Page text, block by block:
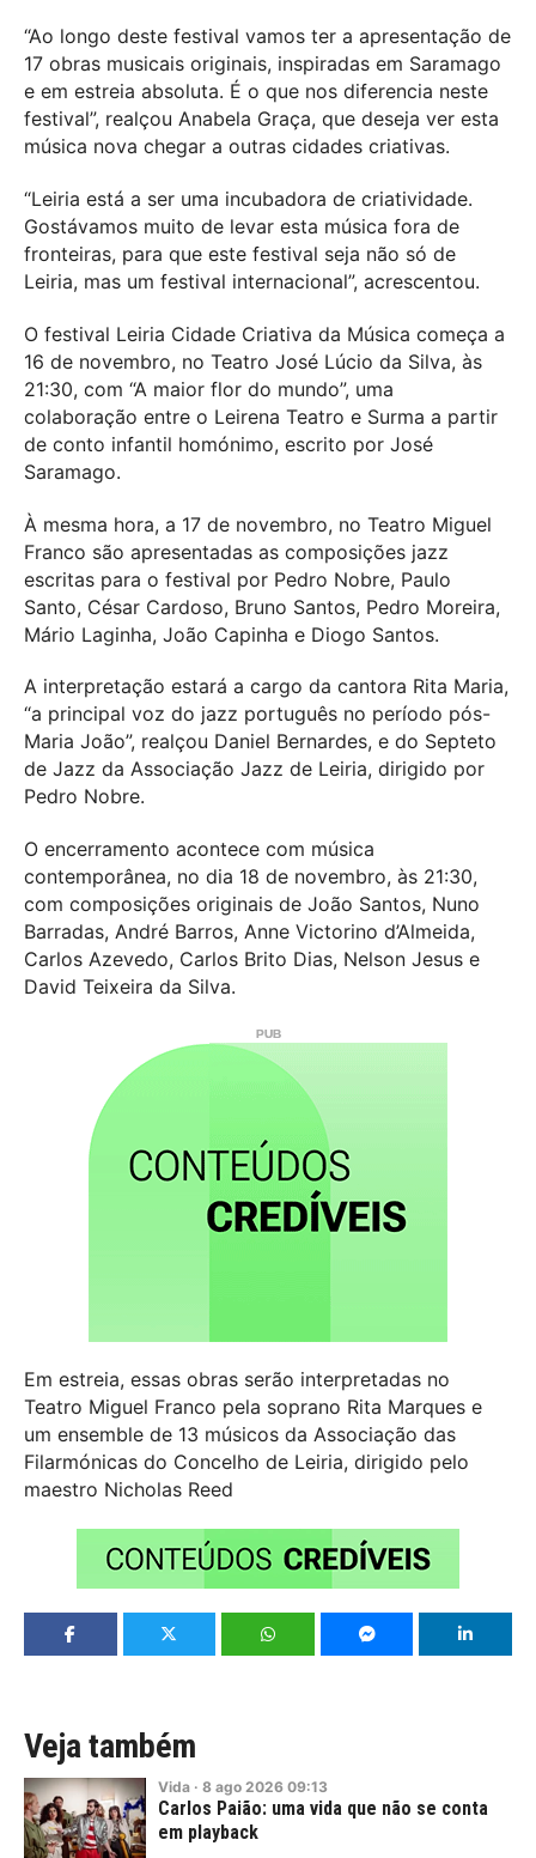
“Ao longo deste festival vamos ter a apresentação de
17 obras musicais originais, inspiradas em Saramago
e em estreia absoluta. É o que nos diferencia neste
festival”, realçou Anabela Graça, que deseja ver esta
música nova chegar a outras cidades criativas.
“Leiria está a ser uma incubadora de criatividade.
Gostávamos muito de levar esta música fora de
fronteiras, para que este festival seja não só de
Leiria, mas um festival internacional”, acrescentou.
O festival Leiria Cidade Criativa da Música começa a
16 de novembro, no Teatro José Lúcio da Silva, às
21:30, com “A maior flor do mundo”, uma
colaboração entre o Leirena Teatro e Surma a partir
de conto infantil homónimo, escrito por José
Saramago.
À mesma hora, a 17 de novembro, no Teatro Miguel
Franco são apresentadas as composições jazz
escritas para o festival por Pedro Nobre, Paulo
Santo, César Cardoso, Bruno Santos, Pedro Moreira,
Mário Laginha, João Capinha e Diogo Santos.
A interpretação estará a cargo da cantora Rita Maria,
“a principal voz do jazz português no período pós-
Maria João”, realçou Daniel Bernardes, e do Septeto
de Jazz da Associação Jazz de Leiria, dirigido por
Pedro Nobre.
O encerramento acontece com música
contemporânea, no dia 18 de novembro, às 21:30,
com composições originais de João Santos, Nuno
Barradas, André Barros, Anne Victorino d’Almeida,
Carlos Azevedo, Carlos Brito Dias, Nelson Jesus e
David Teixeira da Silva.
Em estreia, essas obras serão interpretadas no
Teatro Miguel Franco pela soprano Rita Marques e
um ensemble de 13 músicos da Associação das
Filarmónicas do Concelho de Leiria, dirigido pelo
maestro Nicholas Reed
Veja também
Vida · 8 ago 2026 09:13
Carlos Paião: uma vida que não se conta
em playback